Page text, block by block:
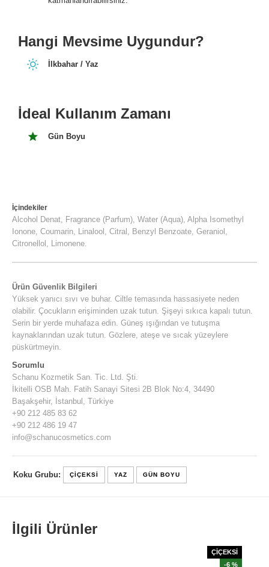
Ürün Güvenlik Bilgileri
Yüksek yanıcı sıvı ve buhar. Ciltle temasında hassasiyete neden
olabilir. Çocukların erişiminden uzak tutun. Şişeyi sıkıca kapalı tutun.
Serin bir yerde muhafaza edin. Güneş ışığından ve tutuşma
kaynaklarından uzak tutun. Gözlere, ateşe ve sıcak yüzeylere
püskürtmeyin.
Sorumlu
Schanu Kozmetik San. Tic. Ltd. Şti.
İkitelli OSB Mah. Fatih Sanayi Sitesi 2B Blok No:4, 34490
Başakşehir, İstanbul, Türkiye
+90 212 485 83 62
+90 212 486 19 47
info@schanucosmetics.com
Hangi Mevsime Uygundur?
İlkbahar / Yaz
İdeal Kullanım Zamanı
Gün Boyu
İçindekiler
Alcohol Denat, Fragrance (Parfum), Water (Aqua), Alpha Isomethyl
Ionone, Coumarin, Linalool, Citral, Benzyl Benzoate, Geraniol,
Citronellol, Limonene.
Koku Grubu: ÇIÇEKSI YAZ GÜN BOYU
İlgili Ürünler
ÇİÇEKSİ
-6 %